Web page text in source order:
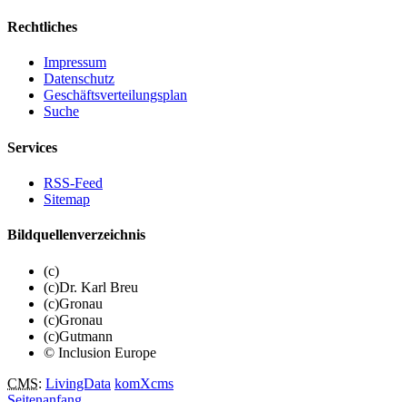
Rechtliches
Impressum
Datenschutz
Geschäftsverteilungsplan
Suche
Services
RSS-Feed
Sitemap
Bildquellenverzeichnis
(c)
(c)Dr. Karl Breu
(c)Gronau
(c)Gronau
(c)Gutmann
© Inclusion Europe
CMS: LivingData komXcms